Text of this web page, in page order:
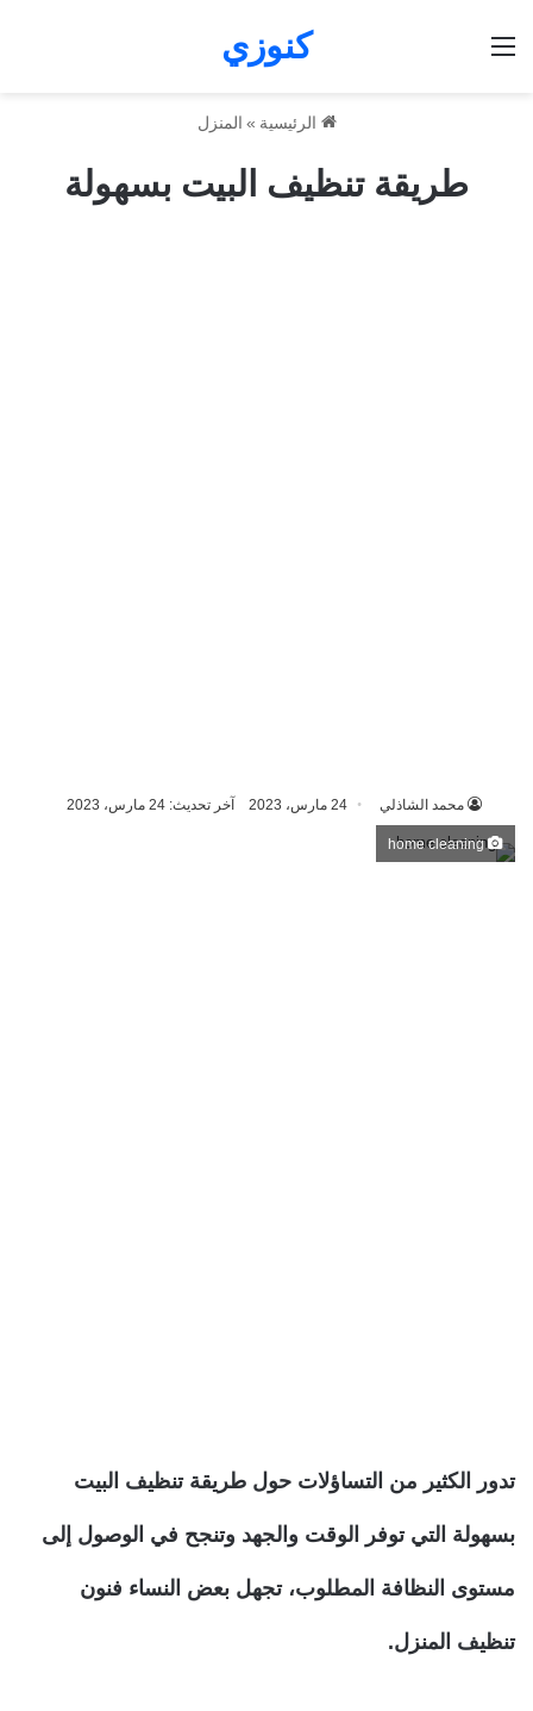
كنوزي
الرئيسية » المنزل
طريقة تنظيف البيت بسهولة
محمد الشاذلي 24 مارس، 2023 آخر تحديث: 24 مارس، 2023
home cleaning
تدور الكثير من التساؤلات حول طريقة تنظيف البيت
بسهولة التي توفر الوقت والجهد وتنجح في الوصول إلى
مستوى النظافة المطلوب، تجهل بعض النساء فنون
تنظيف المنزل.